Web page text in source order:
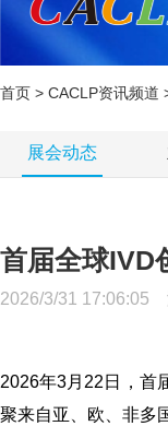
首页 > CACLP资讯频道
展会动态
首届全球IVD
2026/3/31 17:06:05
2026年3月22日，首
聚来自亚、欧、非多